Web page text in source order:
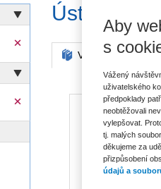
Ústavní
Všechny produkty
Aby
s
Vážený
uživatelského
předpoklady
neobtěžovali
vylepšovat.
tj. malých
děkujeme za
přizpůsobení
údajů a